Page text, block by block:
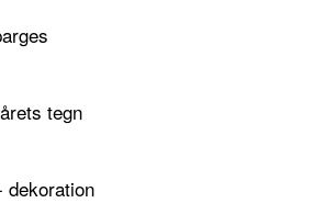
tegn
dekoration